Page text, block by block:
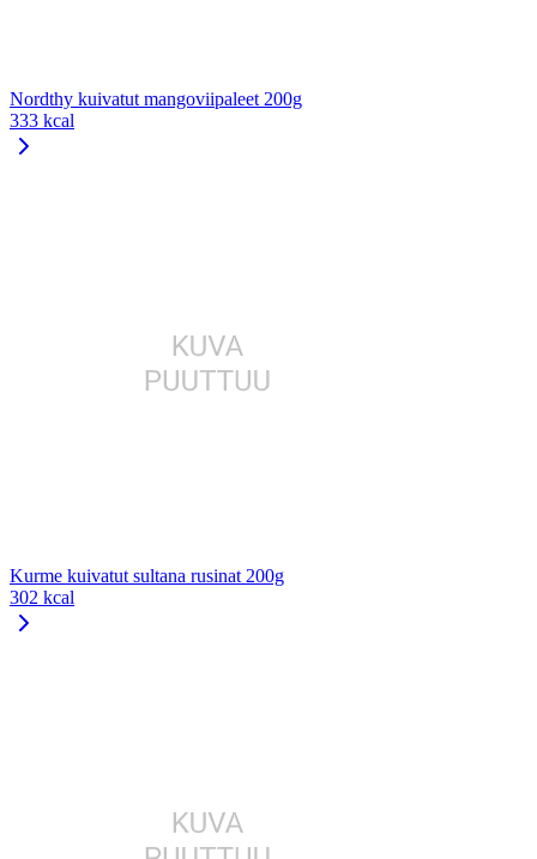
Nordthy kuivatut mangoviipaleet 200g
333 kcal
Kurme kuivatut sultana rusinat 200g
302 kcal